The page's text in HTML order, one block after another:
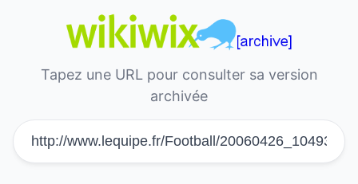
Tapez une URL pour consulter sa version
archivée